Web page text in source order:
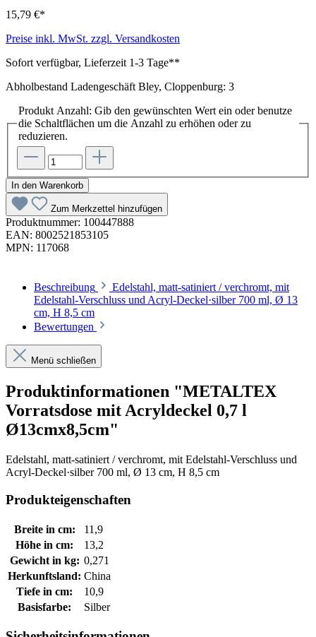
15,79 €*
Preise inkl. MwSt. zzgl. Versandkosten
Sofort verfügbar, Lieferzeit 1-3 Tage**
Abholbestand Ladengeschäft Bley, Cloppenburg: 3
Produkt Anzahl: Gib den gewünschten Wert ein oder benutze
die Schaltflächen um die Anzahl zu erhöhen oder zu
reduzieren.
In den Warenkorb
Zum Merkzettel hinzufügen
Produktnummer: 100447888
EAN: 8002521853105
MPN: 117068
Beschreibung
Edelstahl, matt-satiniert / verchromt, mit
Edelstahl-Verschluss und Acryl-Deckel·silber 700 ml, Ø 13
cm, H 8,5 cm
Bewertungen
Menü schließen
Produktinformationen "METALTEX
Vorratsdose mit Acryldeckel 0,7 l
Ø13cmx8,5cm"
Edelstahl, matt-satiniert / verchromt, mit Edelstahl-Verschluss und
Acryl-Deckel·silber 700 ml, Ø 13 cm, H 8,5 cm
Produkteigenschaften
Breite in cm:
11,9
Höhe in cm:
13,2
Gewicht in kg: 0,271
Herkunftsland: China
Tiefe in cm:
10,9
Basisfarbe:
Silber